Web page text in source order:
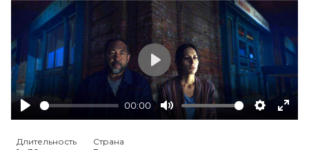
Play
00:00
Mute Settings
Play
Длительность
Страна